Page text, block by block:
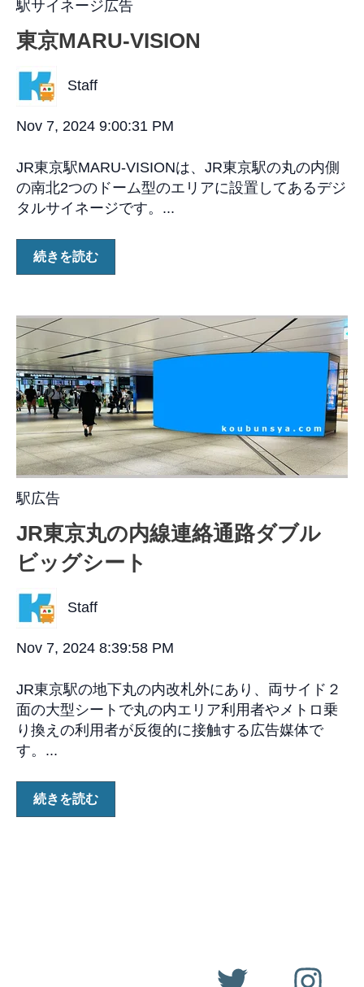
駅サイネージ広告
東京MARU-VISION
Staff
Nov 7, 2024 9:00:31 PM
JR東京駅MARU-VISIONは、JR東京駅の丸の内側
の南北2つのドーム型のエリアに設置してあるデジ
タルサイネージです。...
続きを読む
駅広告
JR東京丸の内線連絡通路ダブル
ビッグシート
Staff
Nov 7, 2024 8:39:58 PM
JR東京駅の地下丸の内改札外にあり、両サイド２
面の大型シートで丸の内エリア利用者やメトロ乗
り換えの利用者が反復的に接触する広告媒体で
す。...
続きを読む